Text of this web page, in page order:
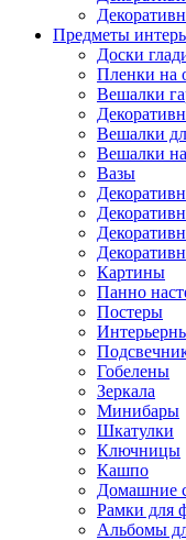
Предметы
Доски
Пленки на
Вешалки
Вешалки
Вешалки
Вазы
Картины
Панно
Постеры
Гобелены
Зеркала
Минибары
Шкатулки
Ключницы
Кашпо
Домашние
Рамки для
Альбомы